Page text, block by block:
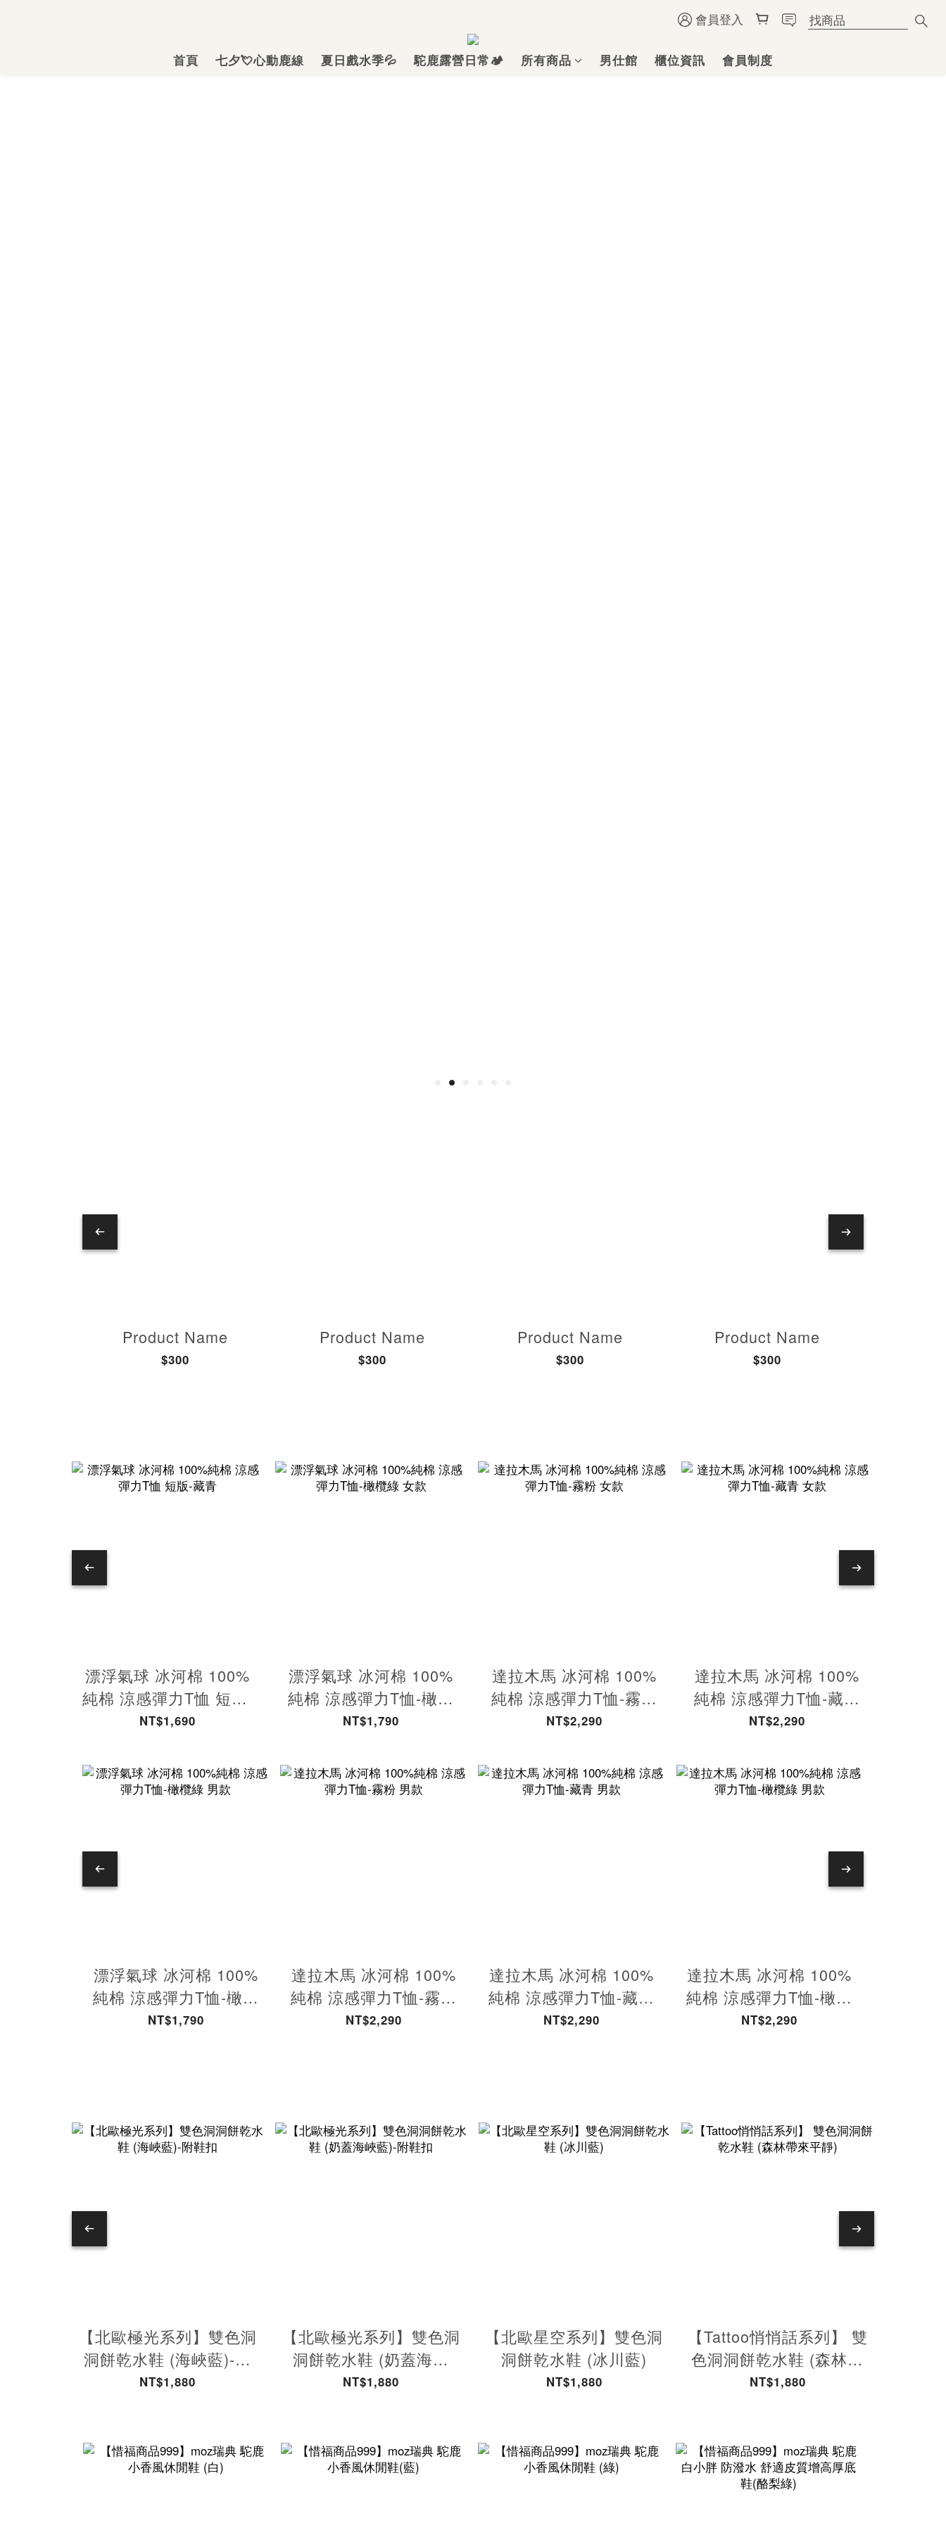
會員登入
首頁 七夕💘心動鹿線 夏日戲水季💦 駝鹿露營日常🏕️ 所有商品 男仕館 櫃位資訊 會員制度
Product Name
$300
Product Name
$300
Product Name
$300
Product Name
$300
漂浮氣球 冰河棉 100%
純棉 涼感彈力T恤 短版-
藏青
NT$1,690
漂浮氣球 冰河棉 100%
純棉 涼感彈力T恤-橄欖
綠 女款
NT$1,790
達拉木馬 冰河棉 100%
純棉 涼感彈力T恤-霧粉
女款
NT$2,290
達拉木馬 冰河棉 100%
純棉 涼感彈力T恤-藏青
女款
NT$2,290
漂浮氣球 冰河棉 100%
純棉 涼感彈力T恤-橄欖
綠 男款
NT$1,790
達拉木馬 冰河棉 100%
純棉 涼感彈力T恤-霧粉
男款
NT$2,290
達拉木馬 冰河棉 100%
純棉 涼感彈力T恤-藏青
男款
NT$2,290
達拉木馬 冰河棉 100%
純棉 涼感彈力T恤-橄欖
綠 男款
NT$2,290
【北歐極光系列】雙色洞
洞餅乾水鞋 (海峽藍)-附
鞋扣
NT$1,880
【北歐極光系列】雙色洞
洞餅乾水鞋 (奶蓋海峽
藍)-附鞋扣
NT$1,880
【北歐星空系列】雙色洞
洞餅乾水鞋 (冰川藍)
NT$1,880
【Tattoo悄悄話系列】 雙
色洞洞餅乾水鞋 (森林帶
來平靜)
NT$1,880